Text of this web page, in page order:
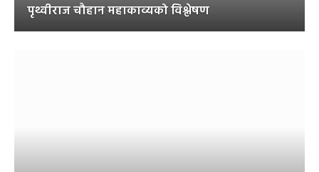
पृथ्वीराज चौहान महाकाव्यको विश्लेषण